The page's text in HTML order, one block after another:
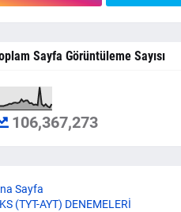
Sayfa Görüntüleme Sayısı
106,367,273
Sayfa
(TYT-AYT) DENEMELERİ